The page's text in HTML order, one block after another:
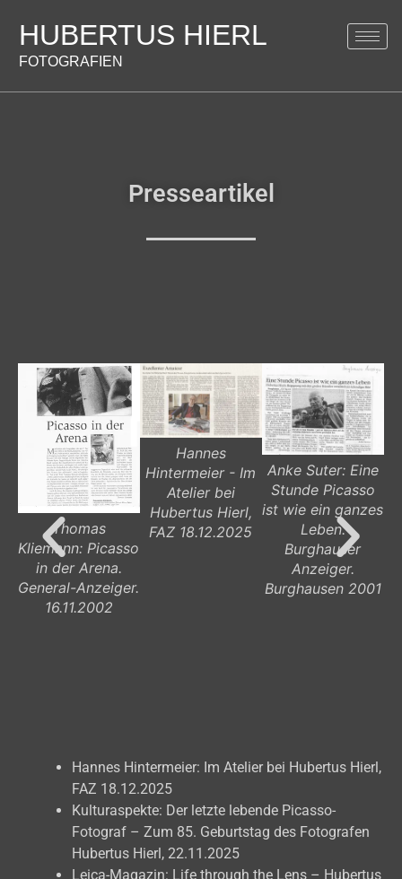
HUBERTUS HIERL
FOTOGRAFIEN
Presseartikel
Thomas
Kliemann: Picasso
in der Arena.
General-Anzeiger.
16.11.2002
Hannes
Hintermeier - Im
Atelier bei
Hubertus Hierl,
FAZ 18.12.2025
Anke Suter: Eine
Stunde Picasso
ist wie ein ganzes
Leben.
Burghauser
Anzeiger.
Burghausen 2001
Hannes Hintermeier: Im Atelier bei Hubertus Hierl,
FAZ 18.12.2025
Kulturaspekte: Der letzte lebende Picasso-
Fotograf – Zum 85. Geburtstag des Fotografen
Hubertus Hierl, 22.11.2025
Leica-Magazin: Life through the Lens – Hubertus